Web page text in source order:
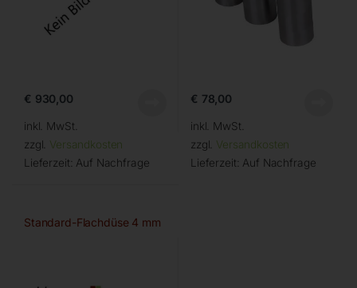
€ 930,00
inkl. MwSt.
zzgl. Versandkosten
Lieferzeit: Auf Nachfrage
€ 78,00
inkl. MwSt.
zzgl. Versandkosten
Lieferzeit: Auf Nachfrage
Standard-Flachdüse 4 mm